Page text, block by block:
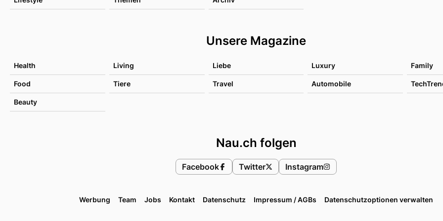
Unsere Magazine
Health Living Liebe Luxury Family
Food Tiere Travel Automobile
Beauty
Nau.ch folgen
Facebook Twitter Instagram
Werbung Team Jobs Kontakt Datenschutz Impressum / AGBs Datenschutzoptionen verwalten